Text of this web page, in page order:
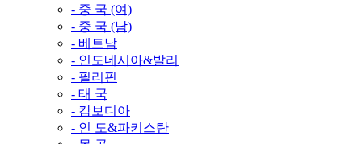
- 중 국 (여)
- 중 국 (남)
- 베트남
- 인도네시아&발리
- 필리핀
- 태 국
- 캄보디아
- 인 도&파키스탄